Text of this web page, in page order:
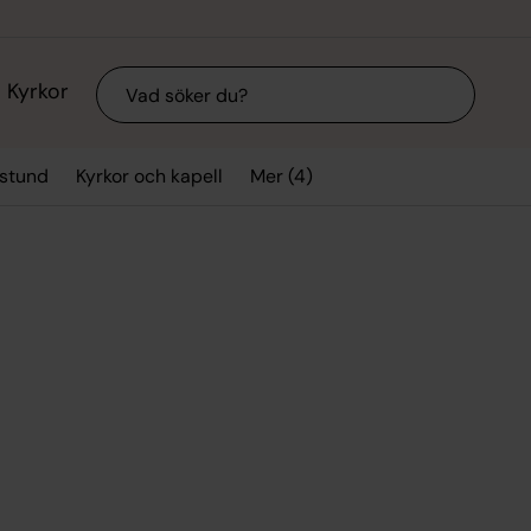
Kyrkor Sök
Kyrkor och kapell Mer (4)